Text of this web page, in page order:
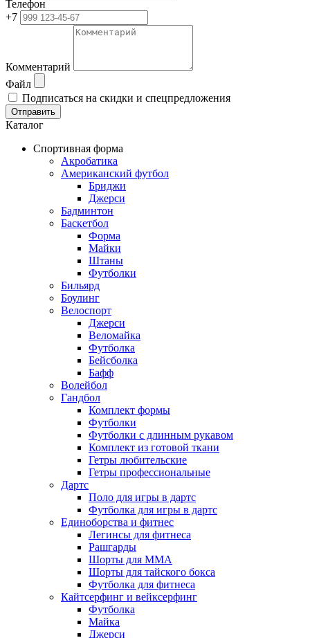
Телефон
+7
Комментарий
Файл
Подписаться на скидки и спецпредложения
Отправить
Каталог
Спортивная форма
Акробатика
Американский футбол
Бриджи
Джерси
Бадминтон
Баскетбол
Форма
Майки
Штаны
Футболки
Бильярд
Боулинг
Велоспорт
Джерси
Веломайка
Футболка
Бейсболка
Бафф
Волейбол
Гандбол
Комплект формы
Футболки
Футболки с длинным рукавом
Комплект из готовой ткани
Гетры любительские
Гетры профессиональные
Дартс
Поло для игры в дартс
Футболка для игры в дартс
Единоборства и фитнес
Легинсы для фитнеса
Рашгарды
Шорты для MMA
Шорты для тайского бокса
Футболка для фитнеса
Кайтсерфинг и вейксерфинг
Футболка
Майка
Джерси